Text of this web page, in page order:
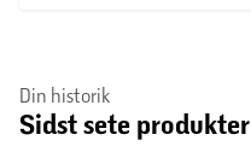
Din historik
Sidst sete produkter